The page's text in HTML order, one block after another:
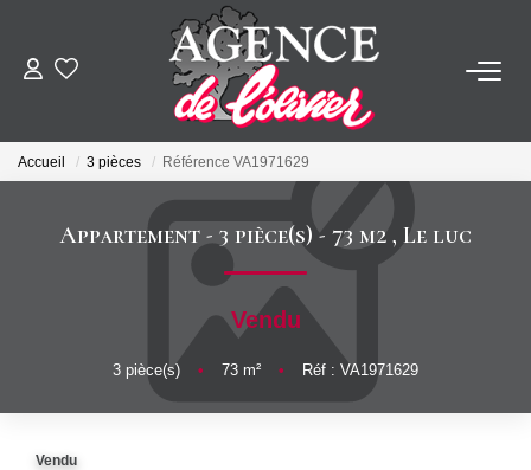
ACHETER
LOUER
ESTIMER
FAIRE GÉRER
SYNDIC
Accueil 3 pièces Référence VA1971629
Appartement - 3 pièce(s) - 73 m2, Le luc
Vendu
3 pièce(s) • 73 m² • Réf : VA1971629
Vendu